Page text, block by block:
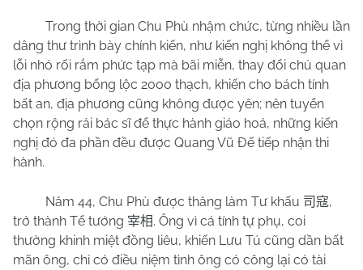
Trong thời gian Chu Phù nhậm chức, từng nhiều lần
dâng thư trình bày chính kiến, như kiến nghị không thể vì
lỗi nhỏ rối rắm phức tạp mà bãi miễn, thay đổi chủ quan
địa phương bổng lộc 2000 thạch, khiến cho bách tính
bất an, địa phương cũng không được yên; nên tuyển
chọn rộng rải bác sĩ để thực hành giáo hoá, những kiến
nghị đó đa phần đều được Quang Vũ Đế tiếp nhận thi
hành.
Năm 44, Chu Phù được thăng làm Tư khấu 司寇,
trở thành Tể tướng 宰相. Ông vì cá tính tự phụ, coi
thường khinh miệt đồng liêu, khiến Lưu Tú cũng dần bất
mãn ông, chỉ có điều niệm tình ông có công lại có tài